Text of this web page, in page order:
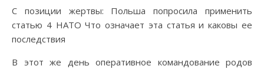
С позиции жертвы: Польша попросила применить
статью 4 НАТО Что означает эта статья и каковы ее
последствия
В этот же день оперативное командование родов